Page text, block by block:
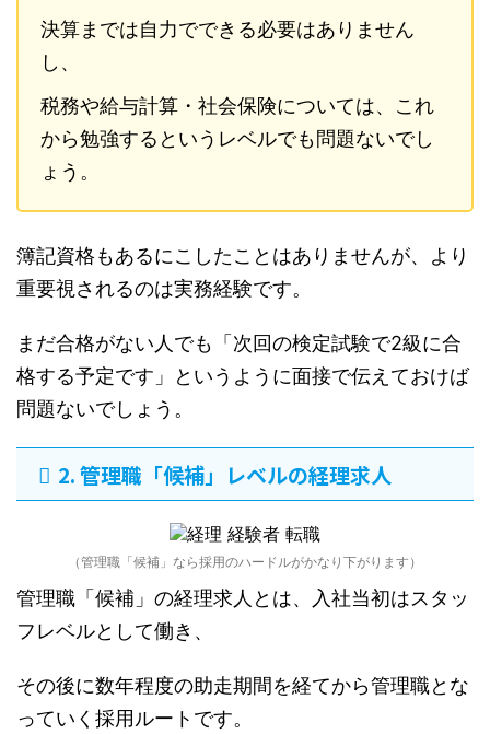
決算までは自力でできる必要はありません
し、
税務や給与計算・社会保険については、これ
から勉強するというレベルでも問題ないでし
ょう。
簿記資格もあるにこしたことはありませんが、より
重要視されるのは実務経験です。
まだ合格がない人でも「次回の検定試験で2級に合
格する予定です」というように面接で伝えておけば
問題ないでしょう。
2. 管理職「候補」レベルの経理求人
（管理職「候補」なら採用のハードルがかなり下がります）
管理職「候補」の経理求人とは、入社当初はスタッ
フレベルとして働き、
その後に数年程度の助走期間を経てから管理職とな
っていく採用ルートです。